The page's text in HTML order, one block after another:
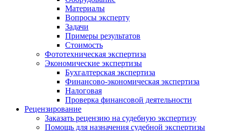
Материалы
Вопросы эксперту
Задачи
Примеры результатов
Стоимость
Фототехническая экспертиза
Экономические экспертизы
Бухгалтерская экспертиза
Финансово-экономическая экспертиза
Налоговая
Проверка финансовой деятельности
Рецензирование
Заказать рецензию на судебную экспертизу
Помощь для назначения судебной экспертизы